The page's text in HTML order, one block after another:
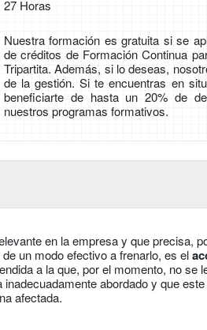
27 Horas
Nuestra formación es gratuita si se
de créditos de Formación Continua
Tripartita. Además, si lo deseas,
de la gestión. Si te encuentras en
beneficiarte de hasta un 20% de
nuestros programas formativos.
en la empresa y que precisa,
un modo efectivo a frenarlo, es el
a la que, por el momento, no se
abordado y que
afectada.